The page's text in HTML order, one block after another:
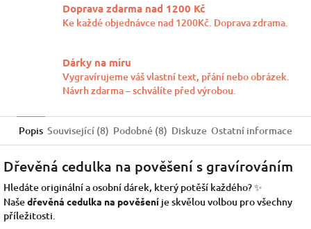
Doprava zdarma nad 1200 Kč
Ke každé objednávce nad 1200Kč. Doprava zdrama.
Dárky na míru
Vygravírujeme váš vlastní text, přání nebo obrázek.
Návrh zdarma – schválíte před výrobou.
Popis Související (8) Podobné (8) Diskuze Ostatní informace
Dřevěná cedulka na pověšení s gravírováním
Hledáte originální a osobní dárek, který potěší každého? ✨
Našedřevěná cedulka na pověšení je skvělou volbou pro všechny
příležitosti.